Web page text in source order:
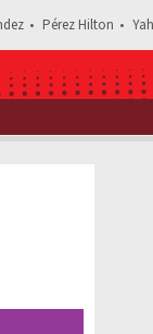
Pérez Hilton
esta noticia